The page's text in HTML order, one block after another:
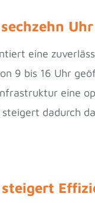
Uhr
eine
9 bis 16 Uhr
eine
dadurch